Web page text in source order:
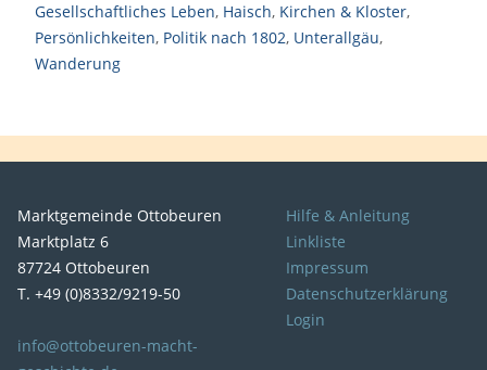
Gesellschaftliches Leben, Haisch, Kirchen & Kloster,
Persönlichkeiten, Politik nach 1802, Unterallgäu,
Wanderung
Marktgemeinde Ottobeuren
Marktplatz 6
87724 Ottobeuren
T. +49 (0)8332/9219-50
info@ottobeuren-macht-
Hilfe & Anleitung
Linkliste
Impressum
Datenschutzerklärung
Login